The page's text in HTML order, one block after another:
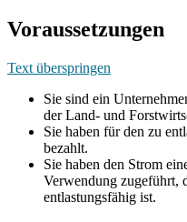
Voraussetzungen
Text überspringen
Sie sind ein
der Land- und
Sie haben für den zu
bezahlt.
Sie haben den Strom
Verwendung zugeführt,
entlastungsfähig ist.